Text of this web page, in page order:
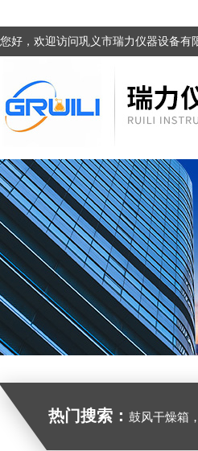
您好，欢迎访问巩义市瑞力仪器设备有
热门搜索： 鼓风干燥箱，真